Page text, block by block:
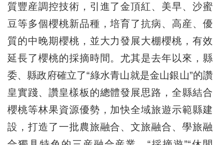
質豐産調控技術，引進了金頂紅、美早、沙蜜
豆等多個櫻桃新品種，培育了抗病、高産、優
質的中晚期櫻桃，並大力發展大棚櫻桃，有效
延長了櫻桃的採摘時間。尤其是去年以來，縣
委、縣政府確立了“綠水青山就是金山銀山”的讚
皇實踐、讚皇樣板的總體發展思路，全縣結合
櫻桃等林果資源優勢，加快全域旅遊示範縣建
設，打造了一批農旅融合、文旅融合、學旅融